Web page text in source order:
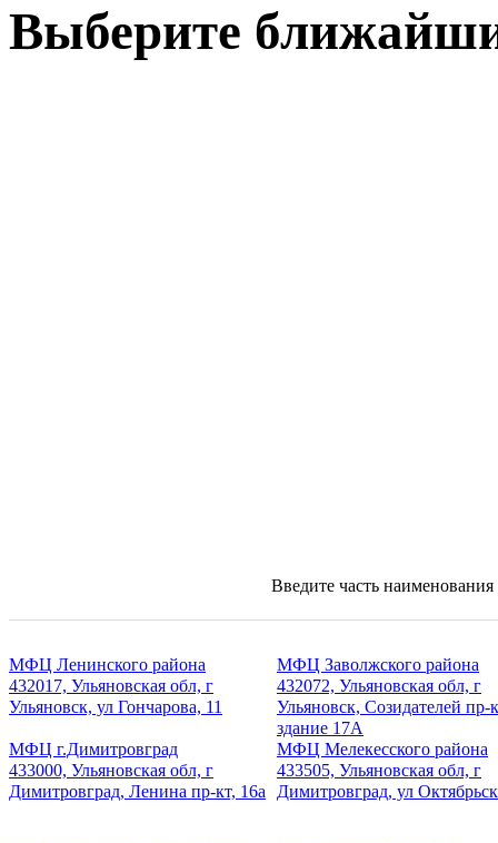
Выберите
Введите часть
МФЦ Ленинского района
432017, Ульяновская обл, г
Ульяновск, ул Гончарова, 11
МФЦ Заволжского района
432072, Ульяновская обл, г
Ульяновск, Созидателей пр-
здание 17А
МФЦ г.Димитровград
433000, Ульяновская обл, г
Димитровград, Ленина пр-кт, 16а
МФЦ Мелекесского района
433505, Ульяновская обл, г
Димитровград, ул